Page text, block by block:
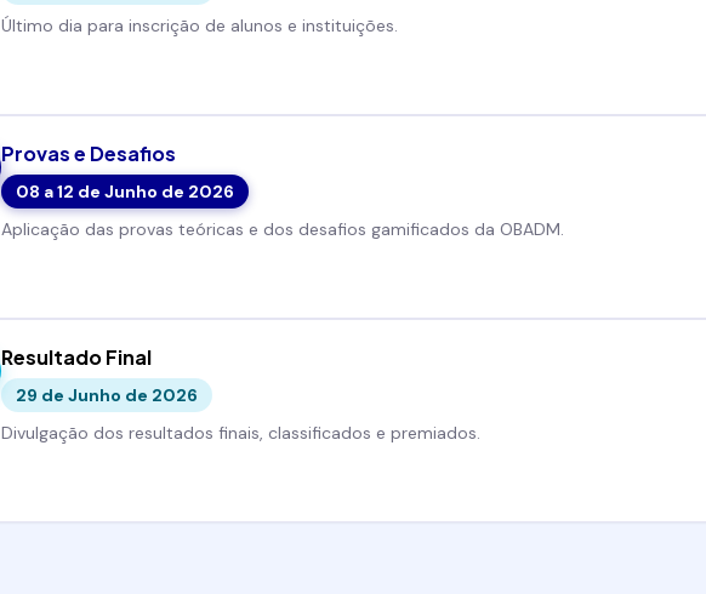
Último dia para inscrição de alunos e instituições.
Provas e Desafios
08 a 12 de Junho de 2026
Aplicação das provas teóricas e dos desafios gamificados da OBADM.
Resultado Final
29 de Junho de 2026
Divulgação dos resultados finais, classificados e premiados.